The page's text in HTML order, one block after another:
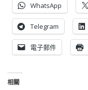
WhatsApp
Telegram
電子郵件
相關